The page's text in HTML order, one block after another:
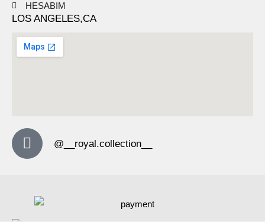
HESABIM
LOS ANGELES,CA
@__royal.collection__